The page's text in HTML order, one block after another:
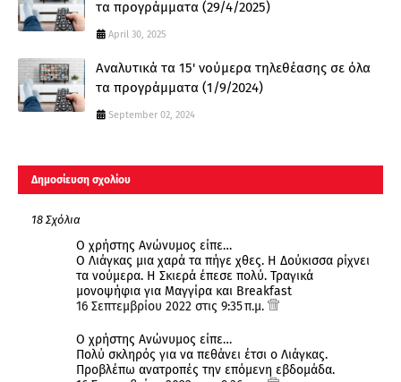
τα προγράμματα (29/4/2025)
April 30, 2025
Αναλυτικά τα 15' νούμερα τηλεθέασης σε όλα
τα προγράμματα (1/9/2024)
September 02, 2024
Δημοσίευση σχολίου
18 Σχόλια
Ο χρήστης Ανώνυμος είπε…
Ο Λιάγκας μια χαρά τα πήγε χθες. Η Δούκισσα ρίχνει
τα νούμερα. Η Σκιερά έπεσε πολύ. Τραγικά
μονοψήφια για Μαγγίρα και Breakfast
16 Σεπτεμβρίου 2022 στις 9:35 π.μ.
Ο χρήστης Ανώνυμος είπε…
Πολύ σκληρός για να πεθάνει έτσι ο Λιάγκας.
Προβλέπω ανατροπές την επόμενη εβδομάδα.